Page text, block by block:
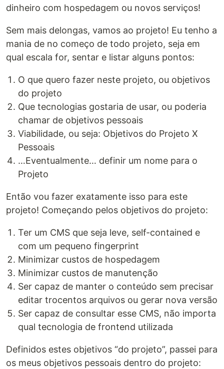
dinheiro com hospedagem ou novos serviços!
Sem mais delongas, vamos ao projeto! Eu tenho a
mania de no começo de todo projeto, seja em
qual escala for, sentar e listar alguns pontos:
O que quero fazer neste projeto, ou objetivos
do projeto
Que tecnologias gostaria de usar, ou poderia
chamar de objetivos pessoais
Viabilidade, ou seja: Objetivos do Projeto X
Pessoais
…Eventualmente… definir um nome para o
Projeto
Então vou fazer exatamente isso para este
projeto! Começando pelos objetivos do projeto:
Ter um CMS que seja leve, self-contained e
com um pequeno fingerprint
Minimizar custos de hospedagem
Minimizar custos de manutenção
Ser capaz de manter o conteúdo sem precisar
editar trocentos arquivos ou gerar nova versão
Ser capaz de consultar esse CMS, não importa
qual tecnologia de frontend utilizada
Definidos estes objetivos “do projeto”, passei para
os meus objetivos pessoais dentro do projeto: